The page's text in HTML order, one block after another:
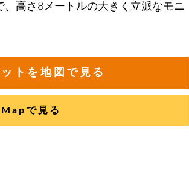
、高さ8メートルの大きく立派なモニ
トを地図で見る
で見る